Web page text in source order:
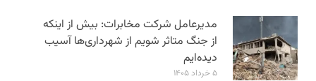
مدیرعامل شرکت مخابرات: بیش از اینکه
از جنگ متاثر شویم از شهرداری‌ها آسیب
دیده‌ایم
۵ خرداد ۱۴۰۵